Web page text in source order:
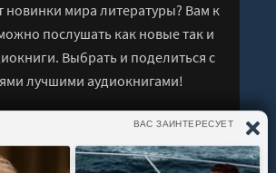
новинки мира литературы? Вам к
послушать как новые так и
Выбрать и поделиться с
лучшими аудиокнигами!
2026 kniga-audio.net. Все права